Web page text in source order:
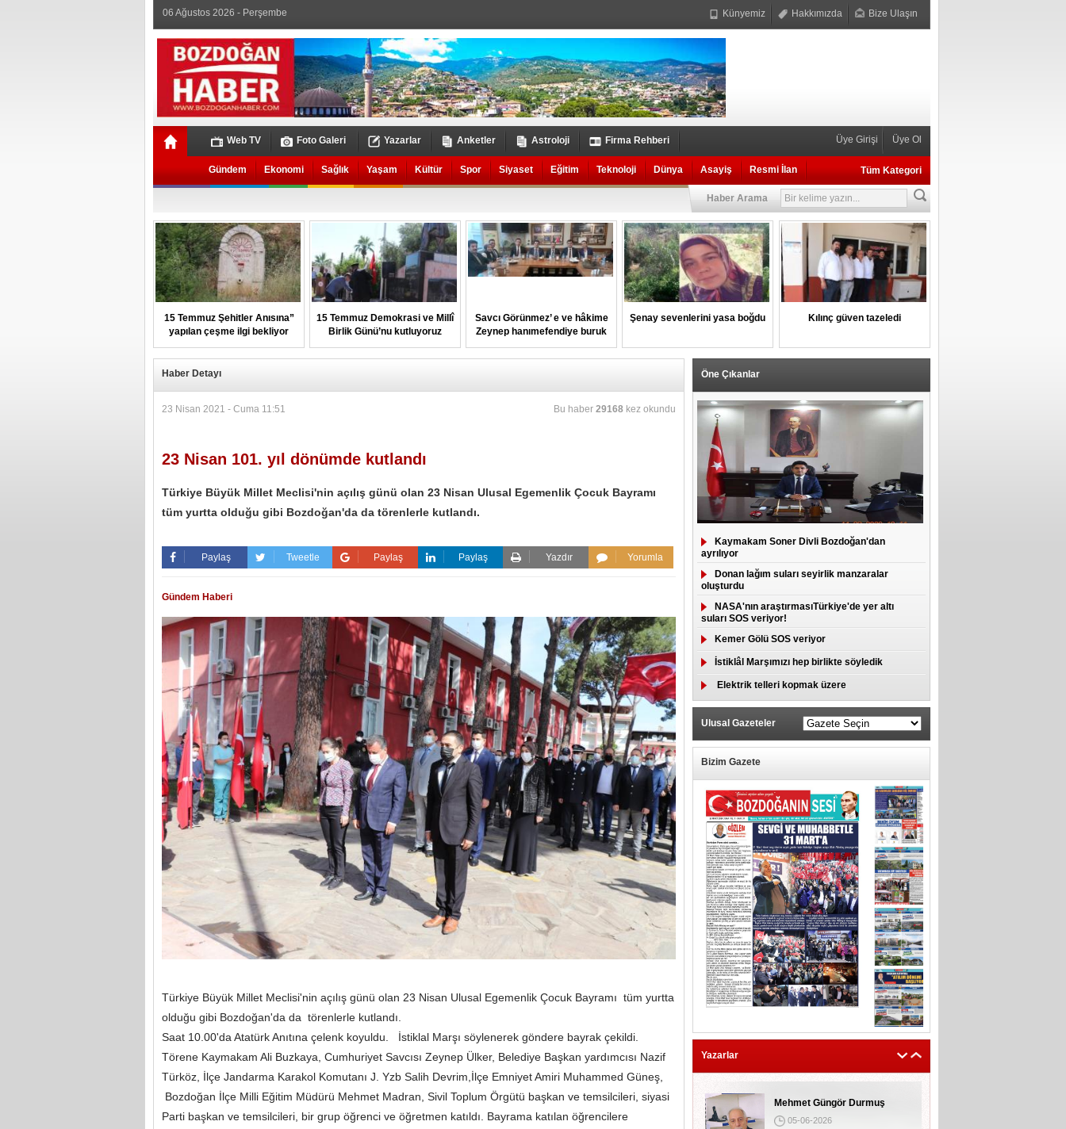
06 Ağustos 2026 - Perşembe Künyemiz Hakkımızda Bize Ulaşın
Web TV Foto Galeri Yazarlar Anketler Astroloji Firma Rehberi Üye Girişi Üye Ol
Gündem Ekonomi Sağlık Yaşam Kültür Spor Siyaset Eğitim Teknoloji Dünya Asayiş Resmi İlan Tüm Kategori
Haber Arama
15 Temmuz Şehitler Anısına”
yapılan çeşme ilgi bekliyor
15 Temmuz Demokrasi ve Millî
Birlik Günü’nu kutluyoruz
Savcı Görünmez’ e ve hâkime
Zeynep hanımefendiye buruk
veda
Şenay sevenlerini yasa boğdu Kılınç güven tazeledi
Haber Detayı
23 Nisan 2021 - Cuma 11:51 Bu haber 29168 kez okundu
23 Nisan 101. yıl dönümde kutlandı
Türkiye Büyük Millet Meclisi'nin açılış günü olan 23 Nisan Ulusal Egemenlik Çocuk Bayramı
tüm yurtta olduğu gibi Bozdoğan'da da törenlerle kutlandı.
Paylaş Tweetle Paylaş Paylaş Yazdır Yorumla
Gündem Haberi
Türkiye Büyük Millet Meclisi'nin açılış günü olan 23 Nisan Ulusal Egemenlik Çocuk Bayramı tüm yurtta
olduğu gibi Bozdoğan'da da törenlerle kutlandı.
Saat 10.00'da Atatürk Anıtına çelenk koyuldu. İstiklal Marşı söylenerek göndere bayrak çekildi.
Törene Kaymakam Ali Buzkaya, Cumhuriyet Savcısı Zeynep Ülker, Belediye Başkan yardımcısı Nazif
Türköz, İlçe Jandarma Karakol Komutanı J. Yzb Salih Devrim,İlçe Emniyet Amiri Muhammed Güneş,
Bozdoğan İlçe Milli Eğitim Müdürü Mehmet Madran, Sivil Toplum Örgütü başkan ve temsilcileri, siyasi
Parti başkan ve temsilcileri, bir grup öğrenci ve öğretmen katıldı. Bayrama katılan öğrencilere
Öne Çıkanlar
Kaymakam Soner Divli Bozdoğan'dan
ayrılıyor
Donan lağım suları seyirlik manzaralar
oluşturdu
NASA'nın araştırmasıTürkiye'de yer altı
suları SOS veriyor!
Kemer Gölü SOS veriyor
İstiklâl Marşımızı hep birlikte söyledik
Elektrik telleri kopmak üzere
Ulusal Gazeteler
Bizim Gazete
Yazarlar
Mehmet Güngör Durmuş
05-06-2026